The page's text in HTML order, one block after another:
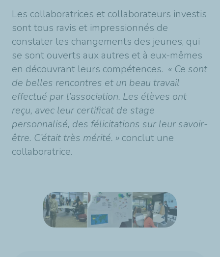
Les collaboratrices et collaborateurs investis
sont tous ravis et impressionnés de
constater les changements des jeunes, qui
se sont ouverts aux autres et à eux-mêmes
en découvrant leurs compétences. « Ce sont
de belles rencontres et un beau travail
effectué par l’association. Les élèves ont
reçu, avec leur certificat de stage
personnalisé, des félicitations sur leur savoir-
être. C’était très mérité. » conclut une
collaboratrice.